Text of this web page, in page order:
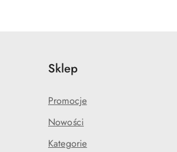
Sklep
Promocje
Nowości
Kategorie